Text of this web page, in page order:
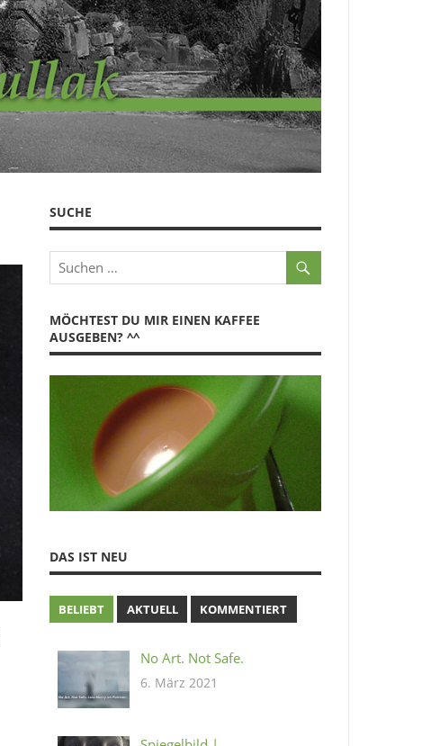
SUCHE
MÖCHTEST DU MIR EINEN KAFFEE
AUSGEBEN? ^^
DAS IST NEU
BELIEBT AKTUELL KOMMENTIERT
No Art. Not Safe.
6. März 2021